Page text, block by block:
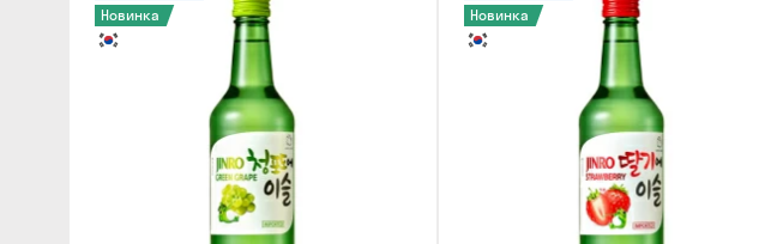
Новинка
Новинка